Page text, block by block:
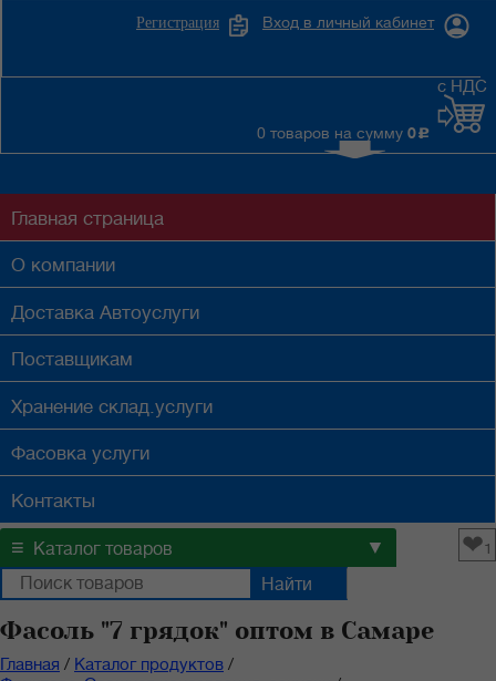
Вход в личный кабинет
Регистрация
0 товаров на сумму 0 c
с НДС
Главная страница
О компании
Доставка Автоуслуги
Поставщикам
Хранение склад.услуги
Фасовка услуги
Контакты
≡ Каталог товаров ▼ ❤1
Фасоль "7 грядок" оптом в Самаре
Главная / Каталог продуктов /